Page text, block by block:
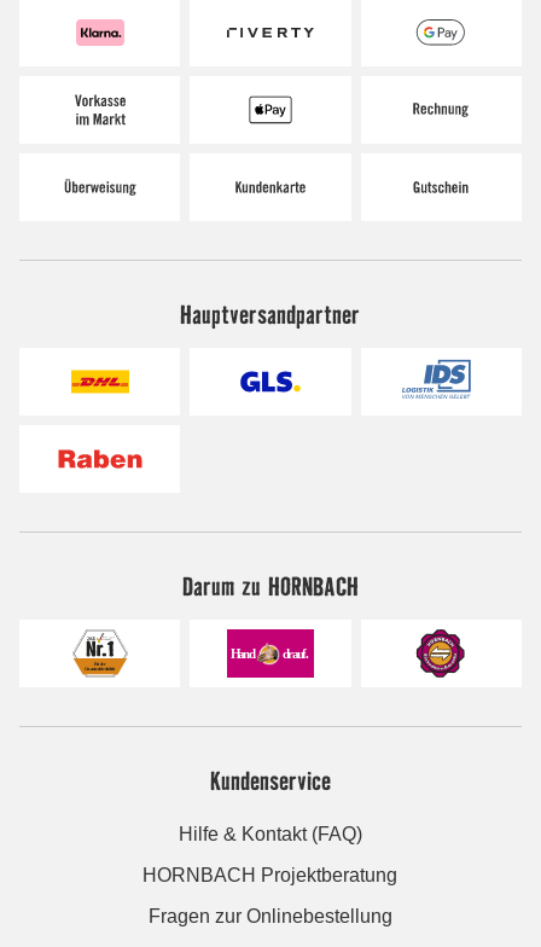
Hauptversandpartner
Darum zu HORNBACH
Kundenservice
Hilfe & Kontakt (FAQ)
HORNBACH Projektberatung
Fragen zur Onlinebestellung